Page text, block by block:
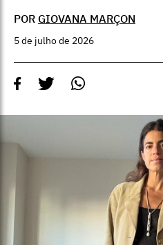
POR GIOVANA MARÇON
5 de julho de 2026